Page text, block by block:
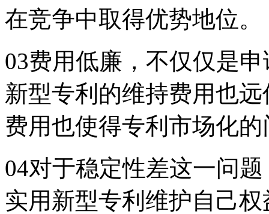
在竞争中取得优势地位。
03费用低廉，不仅仅是
新型专利的维持费用也
费用也使得专利市场化
04对于稳定性差这一问
实用新型专利维护自己